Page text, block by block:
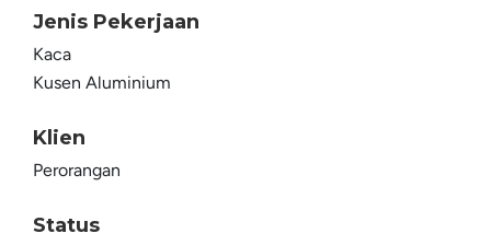
Jenis Pekerjaan
Kaca
Kusen Aluminium
Klien
Perorangan
Status